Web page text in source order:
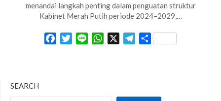
menandai langkah penting dalam penguatan struktur
Kabinet Merah Putih periode 2024–2029,…
FacebookTwitterLine WhatsApp Telegram
Share
SEARCH